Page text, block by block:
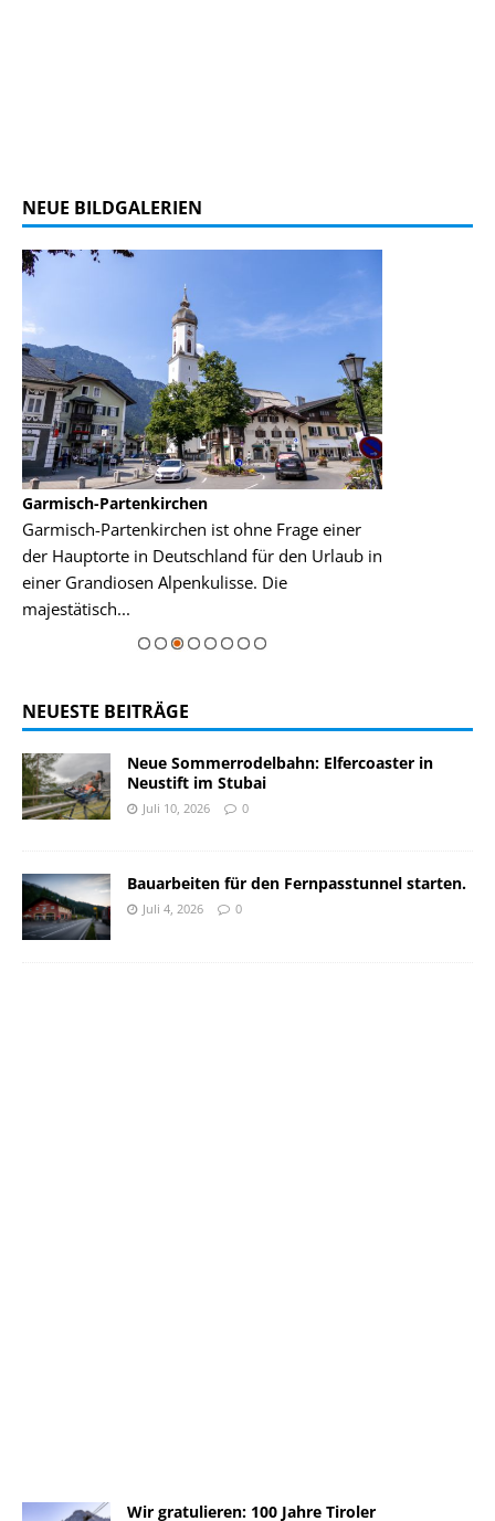
NEUE BILDGALERIEN
Garmisch-Partenkirchen
Garmisch-Partenkirchen ist ohne Frage einer
der Hauptorte in Deutschland für den Urlaub in
einer Grandiosen Alpenkulisse. Die
majestätisch...
NEUESTE BEITRÄGE
Neue Sommerrodelbahn: Elfercoaster in
Neustift im Stubai
Juli 10, 2026 0
Bauarbeiten für den Fernpasstunnel starten.
Juli 4, 2026 0
Wir gratulieren: 100 Jahre Tiroler